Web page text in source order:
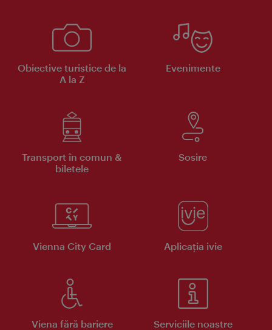
Obiective turistice de la
A la Z
Evenimente
Transport în comun &
biletele
Sosire
Vienna City Card Aplicaţia ivie
Viena fără bariere Serviciile noastre